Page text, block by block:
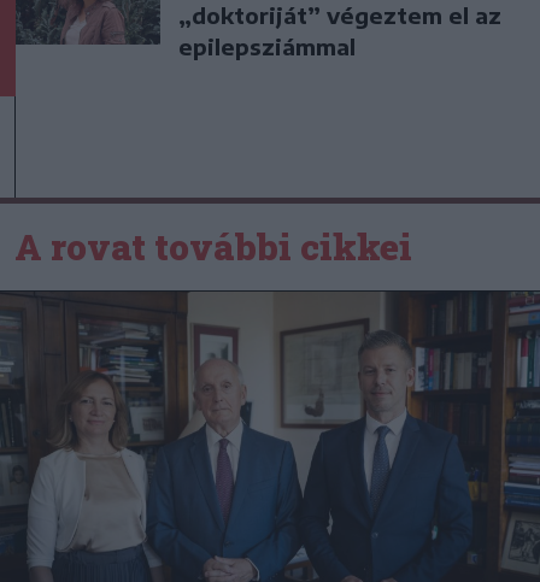
„doktoriját” végeztem el az
epilepsziámmal
A rovat további cikkei